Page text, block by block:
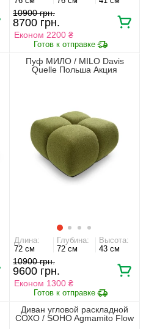
10900 грн.
8700 грн.
Економ 2200 ₴
Пуф МИЛО / MILO Davis
Quelle Польша Акция
Длина:
72 см
Глубина:
72 см
Высота:
43 см
10900 грн.
9600 грн.
Економ 1300 ₴
Диван угловой раскладной
СОХО / SOHO Agmamito Flow